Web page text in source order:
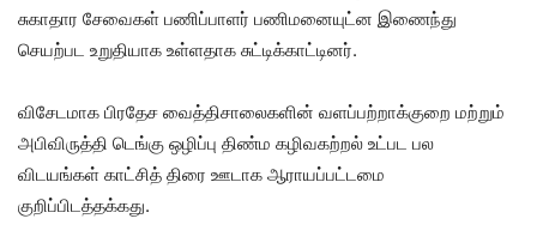
சுகாதார சேவைகள் பணிப்பாளர் பணிமனையுட்ன இணைந்து
செயற்பட உறுதியாக உள்ளதாக சுட்டிக்காட்டினர்.
விசேடமாக பிரதேச வைத்திசாலைகளின் வளப்பற்றாக்குறை மற்றும்
அபிவிருத்தி டெங்கு ஒழிப்பு திண்ம கழிவகற்றல் உட்பட பல
விடயங்கள் காட்சித் திரை ஊடாக ஆராயப்பட்டமை
குறிப்பிடத்தக்கது.